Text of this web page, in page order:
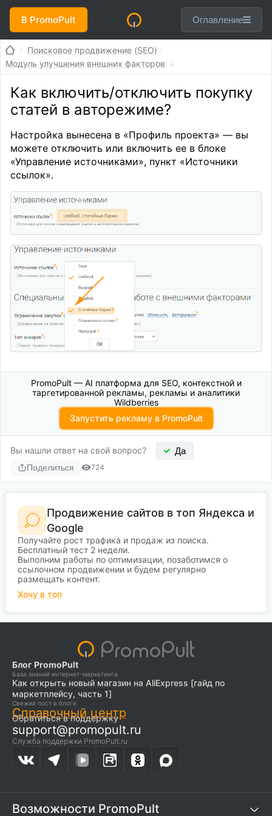
В PromoPult Оглавление
Поисковое продвижение (SEO)
Модуль улучшения внешних факторов
Как включить/отключить покупку
статей в авторежиме?
Настройка вынесена в «Профиль проекта» — вы
можете отключить или включить ее в блоке
«Управление источниками», пункт «Источники
ссылок».
PromoPult — AI платформа для SEO, контекстной и
таргетированной рекламы, рекламы и аналитики
Wildberries
Запустить рекламу в PromoPult
Вы нашли ответ на свой вопрос? Да
Поделиться 724
Продвижение сайтов в топ Яндекса и
Google
Получайте рост трафика и продаж из поиска.
Бесплатный тест 2 недели.
Выполним работы по оптимизации, позаботимся о
ссылочном продвижении и будем регулярно
размещать контент.
Хочу в топ
Блог PromoPult
База знаний интернет-маркетинга
Как открыть новый магазин на AliExpress [гайд по
маркетплейсу, часть 1]
Свежий пост в блоге
Справочный центр
Обратиться в поддержку
support@promopult.ru
Служба поддержки PromoPult.ru
Возможности PromoPult